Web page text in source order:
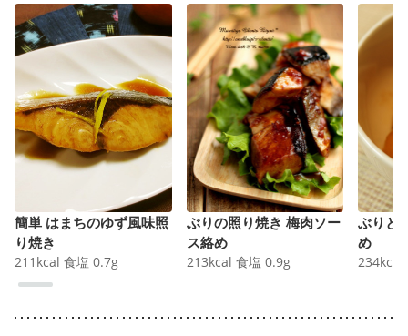
簡単 はまちのゆず風味照
り焼き
211 kcal 食塩 0.7g
ぶりの照り焼き 梅肉ソー
ス絡め
213kcal 食塩 0.9g
ぶりと
め
234kcal